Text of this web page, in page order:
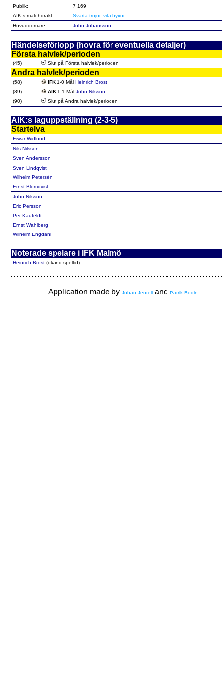
Publik:
7 169
AIK:s matchdräkt:
Svarta tröjor, vita byxor
Huvuddomare:
John Johansson
Händelseförlopp (hovra för eventuella detaljer)
Första halvlek/perioden
(45) Slut på Första halvlek/perioden
Andra halvlek/perioden
(58) IFK 1-0 Mål Heinrich Brost
(89)
AIK 1-1 Mål John Nilsson
(90)
Slut på Andra halvlek/perioden
AIK:s laguppställning (2-3-5)
Startelva
Eiwar Widlund
Nils Nilsson
Sven Andersson
Sven Lindqvist
Wilhelm Petersén
Ernst Blomqvist
John Nilsson
Eric Persson
Per Kaufeldt
Ernst Wahlberg
Wilhelm Engdahl
Noterade spelare i IFK Malmö
Heinrich Brost (okänd speltid)
Application made by Johan Jentell and Patrik Bodin